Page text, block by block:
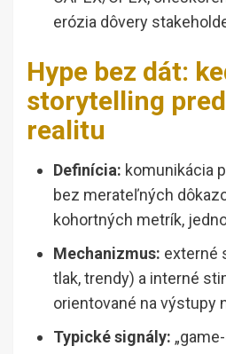
erózia dôvery
Hype bez dát:
storytelling
realitu
Definícia: komunikácia
bez merateľných
kohortných metrík,
Mechanizmus: externé
tlak, trendy) a interné
orientované na výstupy
Typické signály: